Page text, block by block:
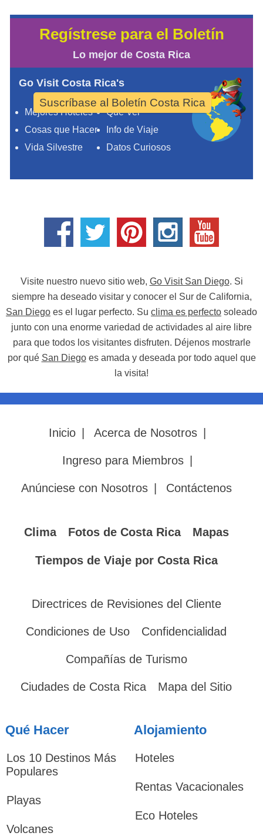
Regístrese para el Boletín
Lo mejor de Costa Rica
Go Visit Costa Rica's
Mejores Hoteles
Qué Ver
Cosas que Hacer
Info de Viaje
Vida Silvestre
Datos Curiosos
Suscríbase al Boletín Costa Rica
Visite nuestro nuevo sitio web, Go Visit San Diego. Si
siempre ha deseado visitar y conocer el Sur de California,
San Diego es el lugar perfecto. Su clima es perfecto soleado
junto con una enorme variedad de actividades al aire libre
para que todos los visitantes disfruten. Déjenos mostrarle
por qué San Diegoes amada y deseada por todo aquel que
la visita!
Inicio Acerca de Nosotros
Ingreso para Miembros
Anúnciese con Nosotros Contáctenos
Clima Fotos de Costa Rica Mapas
Tiempos de Viaje por Costa Rica
Directrices de Revisiones del Cliente
Condiciones de Uso Confidencialidad
Compañías de Turismo
Ciudades de Costa Rica Mapa del Sitio
Qué Hacer
Los 10 Destinos Más
Populares
Playas
Volcanes
Alojamiento
Hoteles
Rentas Vacacionales
Eco Hoteles